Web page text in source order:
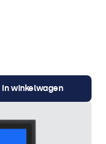
In winkelwagen